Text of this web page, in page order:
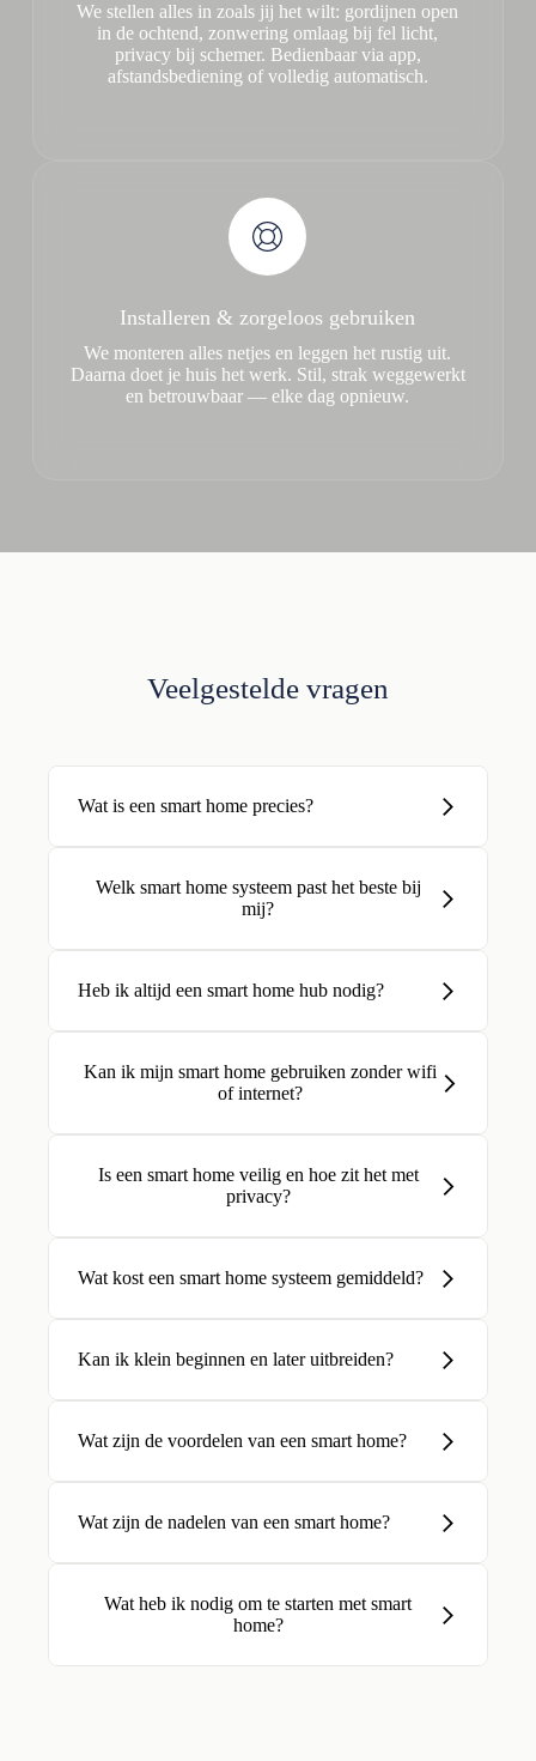
We stellen alles in zoals jij het wilt: gordijnen open
in de ochtend, zonwering omlaag bij fel licht,
privacy bij schemer. Bedienbaar via app,
afstandsbediening of volledig automatisch.
Installeren & zorgeloos gebruiken
We monteren alles netjes en leggen het rustig uit.
Daarna doet je huis het werk. Stil, strak weggewerkt
en betrouwbaar — elke dag opnieuw.
Veelgestelde vragen
Wat is een smart home precies?
Welk smart home systeem past het beste bij
mij?
Heb ik altijd een smart home hub nodig?
Kan ik mijn smart home gebruiken zonder wifi
of internet?
Is een smart home veilig en hoe zit het met
privacy?
Wat kost een smart home systeem gemiddeld?
Kan ik klein beginnen en later uitbreiden?
Wat zijn de voordelen van een smart home?
Wat zijn de nadelen van een smart home?
Wat heb ik nodig om te starten met smart
home?